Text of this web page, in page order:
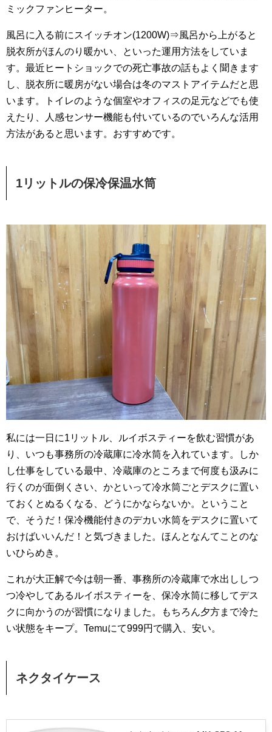
ミックファンヒーター。
風呂に入る前にスイッチオン(1200W)⇒風呂から上がると
脱衣所がほんのり暖かい、といった運用方法をしていま
す。最近ヒートショックでの死亡事故の話もよく聞きます
し、脱衣所に暖房がない場合は冬のマストアイテムだと思
います。トイレのような個室やオフィスの足元などでも使
えたり、人感センサー機能も付いているのでいろんな活用
方法があると思います。おすすめです。
1リットルの保冷保温水筒
私には一日に1リットル、ルイボスティーを飲む習慣があ
り、いつも事務所の冷蔵庫に冷水筒を入れています。しか
し仕事をしている最中、冷蔵庫のところまで何度も汲みに
行くのが面倒くさい、かといって冷水筒ごとデスクに置い
ておくとぬるくなる、どうにかならないか。ということ
で、そうだ！保冷機能付きのデカい水筒をデスクに置いて
おけばいいんだ！と気づきました。ほんとなんてことのな
いひらめき。
これが大正解で今は朝一番、事務所の冷蔵庫で水出ししつ
つ冷やしてあるルイボスティーを、保冷水筒に移してデス
クに向かうのが習慣になりました。もちろん夕方まで冷た
い状態をキープ。Temuにて999円で購入、安い。
ネクタイケース